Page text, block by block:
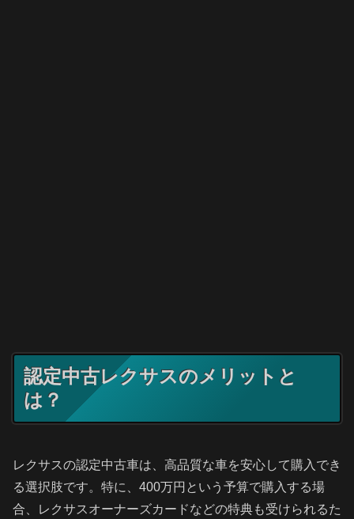
認定中古レクサスのメリットと
は？
レクサスの認定中古車は、高品質な車を安心して購入でき
る選択肢です。特に、400万円という予算で購入する場
合、レクサスオーナーズカードなどの特典も受けられるた